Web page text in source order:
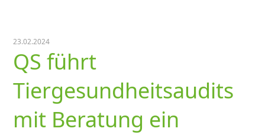
23.02.2024
QS führt
Tiergesundheitsaudits
mit Beratung ein